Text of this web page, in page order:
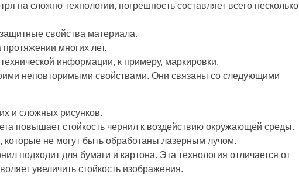
на сложно технологии, погрешность составляет всего несколько
свойства материала.
протяжении многих лет.
информации, к примеру, маркировки.
неповторимыми свойствами. Они связаны со следующими
и сложных рисунков.
повышает стойкость чернил к воздействию окружающей среды.
которые не могут быть обработаны лазерным лучом.
подходит для бумаги и картона. Эта технология отличается от
увеличить стойкость изображения.